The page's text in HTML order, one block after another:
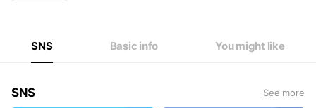
SNS Basic info You might like
SNS See more